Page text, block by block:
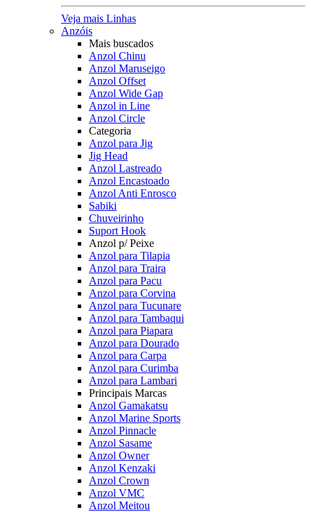
Veja mais Linhas
Anzóis
Mais buscados
Anzol Chinu
Anzol Maruseigo
Anzol Offset
Anzol Wide Gap
Anzol in Line
Anzol Circle
Categoria
Anzol para Jig
Jig Head
Anzol Lastreado
Anzol Encastoado
Anzol Anti Enrosco
Sabiki
Chuveirinho
Suport Hook
Anzol p/ Peixe
Anzol para Tilapia
Anzol para Traira
Anzol para Pacu
Anzol para Corvina
Anzol para Tucunare
Anzol para Tambaqui
Anzol para Piapara
Anzol para Dourado
Anzol para Carpa
Anzol para Curimba
Anzol para Lambari
Principais Marcas
Anzol Gamakatsu
Anzol Marine Sports
Anzol Pinnacle
Anzol Sasame
Anzol Owner
Anzol Kenzaki
Anzol Crown
Anzol VMC
Anzol Meitou